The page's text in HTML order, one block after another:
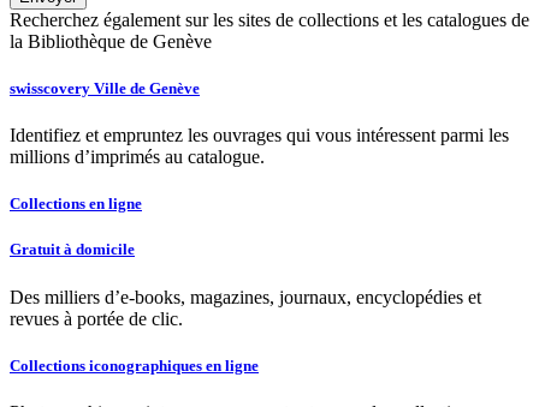
Recherchez également sur les sites de collections et les catalogues de
la Bibliothèque de Genève
swisscovery Ville de Genève
Identifiez et empruntez les ouvrages qui vous intéressent parmi les
millions d’imprimés au catalogue.
Collections en ligne
Gratuit à domicile
Des milliers d’e-books, magazines, journaux, encyclopédies et
revues à portée de clic.
Collections iconographiques en ligne